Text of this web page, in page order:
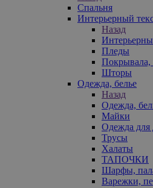
Спальня
Интерьерный
Назад
Пледы
Покрывала,
Шторы
Одежда, белье
Назад
Одежда,
Майки
Одежда для
Трусы
Халаты
ТАПОЧКИ
Шарфы,
Варежки,